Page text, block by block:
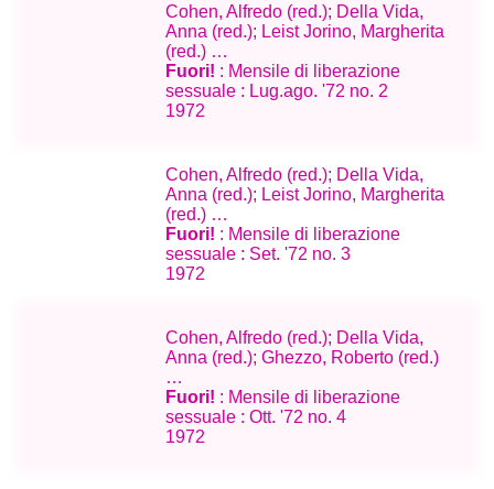
Cohen, Alfredo (red.); Della Vida,
Anna (red.); Leist Jorino, Margherita
(red.) …
Fuori! : Mensile di liberazione
sessuale : Lug.ago. '72 no. 2
1972
Cohen, Alfredo (red.); Della Vida,
Anna (red.); Leist Jorino, Margherita
(red.) …
Fuori! : Mensile di liberazione
sessuale : Set. '72 no. 3
1972
Cohen, Alfredo (red.); Della Vida,
Anna (red.); Ghezzo, Roberto (red.)
…
Fuori! : Mensile di liberazione
sessuale : Ott. '72 no. 4
1972